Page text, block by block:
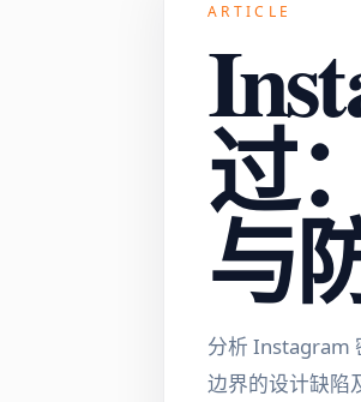
ARTICLE
过
与
分析 Instagram
边界的设计缺陷